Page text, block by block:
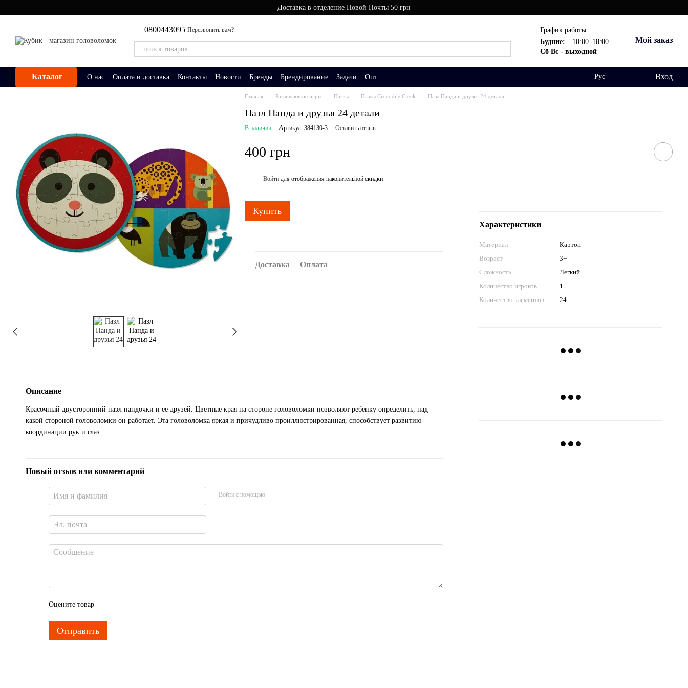
Доставка в отделение Новой Почты 50 грн
0800443095 Перезвонить вам?
График работы:
Будние:
10:00–18:00
Сб Вс - выходной
Мой заказ
Каталог О нас Оплата и доставка Контакты Новости Бренды Брендирование Задачи Опт Рус Вход
Главная Развивающие игры Пазлы Пазлы Crocodile Creek Пазл Панда и друзья 24 детали
Пазл Панда и друзья 24 детали
В наличии Артикул: 384130-3 Оставить отзыв
400 грн
Войти для отображения накопительной скидки
Купить
Доставка Оплата
Характеристики
Материал
Картон
Возраст
3+
Сложность
Легкий
Количество игроков
1
Количество элементов
24
Описание
Красочный двусторонний пазл пандочки и ее друзей. Цветные края на стороне головоломки позволяют ребенку определить, над
какой стороной головоломки он работает. Эта головоломка яркая и причудливо проиллюстрированная, способствует развитию
координации рук и глаз.
Новый отзыв или комментарий
Войти с помощью
Оцените товар
Отправить